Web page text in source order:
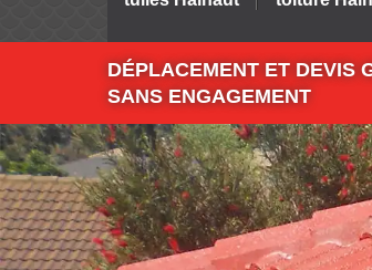
DÉPLACEMENT ET DEVIS
SANS ENGAGEMENT